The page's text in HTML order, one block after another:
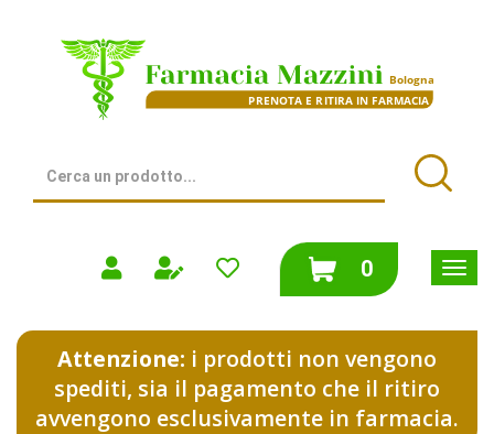
contenuto
Farmacia
Prodotto
0prodotti
inseriti
Attenzione: i prodotti non vengono
spediti, sia il pagamento che il ritiro
avvengono esclusivamente in farmacia.